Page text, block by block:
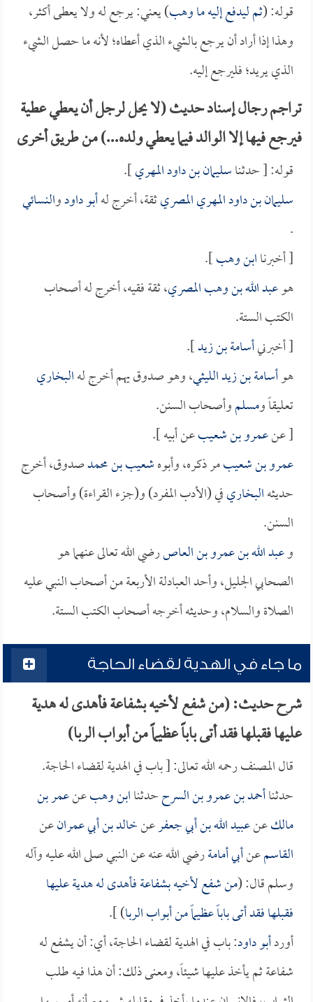
قوله: (ثم ليدفع إليه ما وهب) يعني: يرجع له ولا يعطى أكثر،
وهذا إذا أراد أن يرجع بالشيء الذي أعطاه؛ لأنه ما حصل الشيء
الذي يريد؛ فليرجع إليه.
تراجم رجال إسناد حديث (لا يحل لرجل أن يعطي عطية
فيرجع فيها إلا الوالد فيما يعطي ولده...) من طريق أخرى
قوله: [ حدثناسليمان بن داود المهري].
سليمان بن داود المهري المصريثقة، أخرج لهأبو داودوالنسائي
.
[ أخبرناابن وهب].
هوعبد الله بن وهب المصري، ثقة فقيه، أخرج له أصحاب
الكتب الستة.
[ أخبرنيأسامة بن زيد].
هوأسامة بن زيد الليثي، وهو صدوق يهم أخرج لهالبخاري
تعليقاً ومسلموأصحاب السنن.
[ عنعمرو بن شعيبعن أبيه ].
عمرو بن شعيبمر ذكره، وأبوهشعيب بن محمدصدوق، أخرج
حديثهالبخاريفي (الأدب المفرد) و(جزء القراءة) وأصحاب
السنن.
وعبد الله بن عمرو بن العاصرضي الله تعالى عنهما هو
الصحابي الجليل، وأحد العبادلة الأربعة من أصحاب النبي عليه
الصلاة والسلام، وحديثه أخرجه أصحاب الكتب الستة.
ما جاء في الهدية لقضاء الحاجة
شرح حديث: (من شفع لأخيه بشفاعة فأهدى له هدية
عليها فقبلها فقد أتى باباً عظيماً من أبواب الربا)
قال المصنف رحمه الله تعالى: [ باب في الهدية لقضاء الحاجة.
حدثناأحمد بن عمرو بن السرححدثناابن وهبعنعمر بن
مالكعنعبيد الله بن أبي جعفرعنخالد بن أبي عمرانعن
القاسمعنأبي أمامةرضي الله عنه عن النبي صلى الله عليه وآله
وسلم قال: (من شفع لأخيه بشفاعة فأهدى له هدية عليها
فقبلها فقد أتى باباً عظيماً من أبواب الربا) ].
أوردأبو داود: باب في الهدية لقضاء الحاجة، أي: أن يشفع له
شفاعة ثم يأخذ عليها شيئاً، ومعنى ذلك: أن هذا فيه طلب